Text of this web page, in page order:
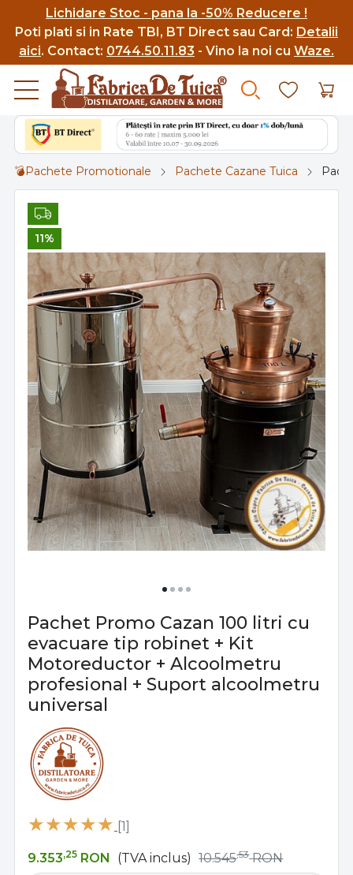
Lichidare Stoc - pana la -50% Reducere !
Poti plati si in Rate TBI, BT Direct sau Card: Detalii
aici. Contact: 0744.50.11.83 - Vino la noi cu Waze.
💣Pachete Promotionale Pachete Cazane Tuica
11%
Pachet Promo Cazan 100 litri cu
evacuare tip robinet + Kit
Motoreductor + Alcoolmetru
profesional + Suport alcoolmetru
universal
[1]
9.353,25 RON (TVA inclus) 10.545,53 RON